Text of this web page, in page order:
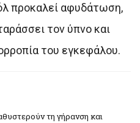
προκαλεί αφυδάτωση,
τον ύπνο και
του εγκεφάλου.
τη γήρανση και